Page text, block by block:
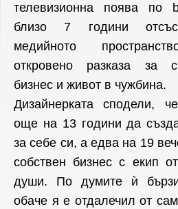
телевизионна поява по
близо 7 години
медийното
откровено разказа за
бизнес и живот в чужбина.
Дизайнерката сподели,
още на 13 години да
за себе си, а едва на 19
собствен бизнес с екип
души. По думите ѝ
обаче я е отдалечил от